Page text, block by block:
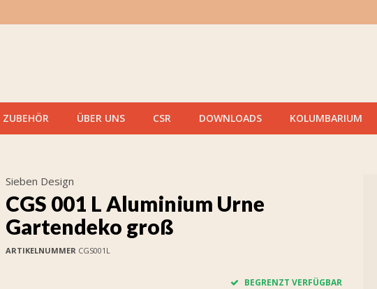
ZUBEHÖR ÜBER UNS CSR DOWNLOADS KOLUMBARIUM
Sieben Design
CGS 001 L Aluminium Urne
Gartendeko groß
ARTIKELNUMMERCGS001L
BEGRENZT VERFÜGBAR